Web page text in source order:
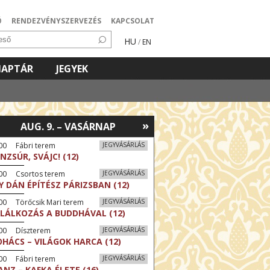
RENDEZVÉNYSZERVEZÉS KAPCSOLAT
HU / EN
JEGYEK
»
AUG. 9. – VASÁRNAP
JEGYVÁSÁRLÁS
Fábri terem
SVÁJC! (12)
JEGYVÁSÁRLÁS
Csortos terem
DÁN ÉPÍTÉSZ PÁRIZSBAN (12)
JEGYVÁSÁRLÁS
Törőcsik Mari terem
A BUDDHÁVAL (12)
JEGYVÁSÁRLÁS
Díszterem
– VILÁGOK HARCA (12)
JEGYVÁSÁRLÁS
Fábri terem